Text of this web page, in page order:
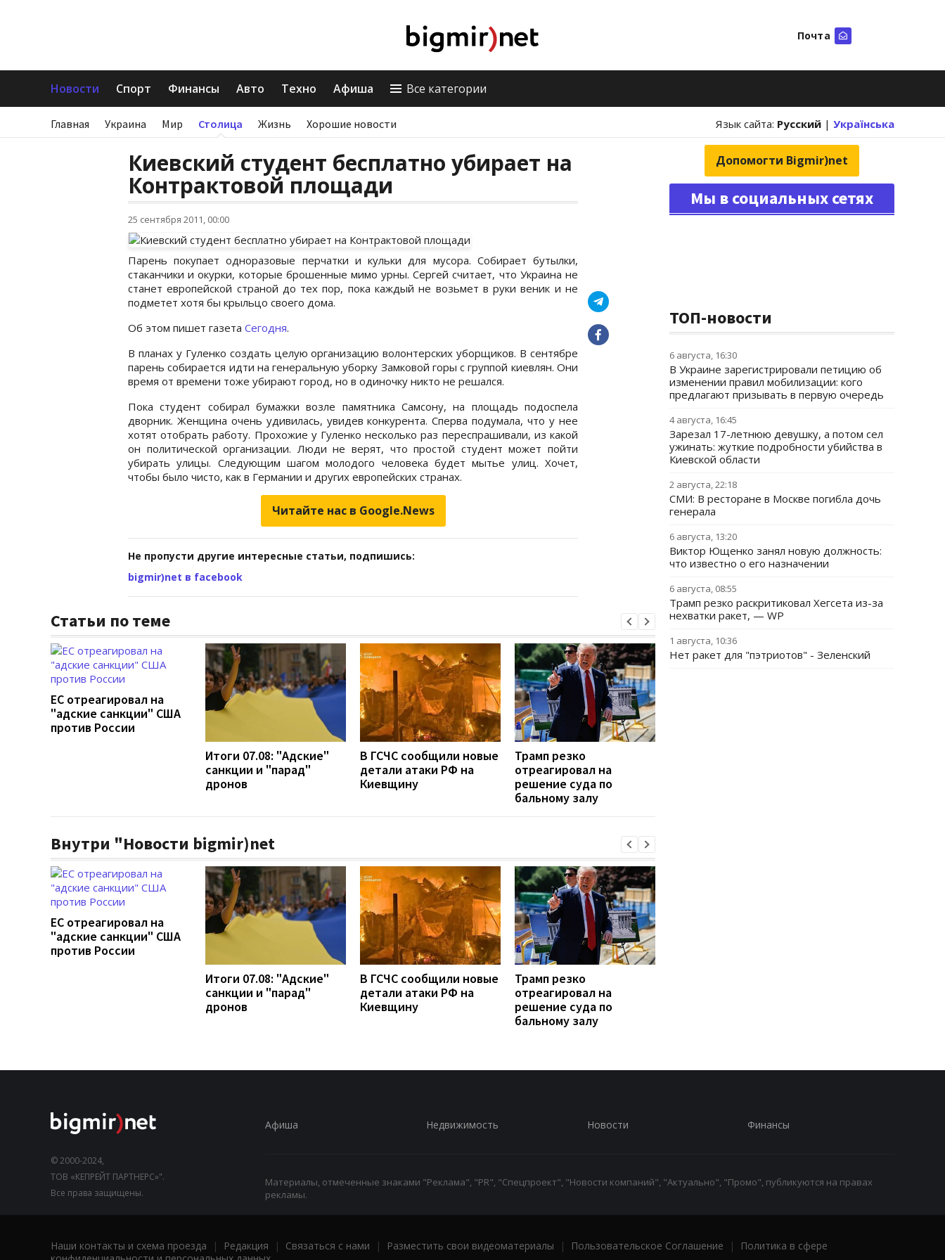
Почта
Новости Спорт Финансы Авто Техно Афиша Все категории
Главная Украина Мир Столица Жизнь Хорошие новости Язык сайта: Русский | Українська
Киевский студент бесплатно убирает на
Контрактовой площади
25 сентября 2011, 00:00
Парень покупает одноразовые перчатки и кульки для мусора. Собирает бутылки,
стаканчики и окурки, которые брошенные мимо урны. Сергей считает, что Украина не
станет европейской страной до тех пор, пока каждый не возьмет в руки веник и не
подметет хотя бы крыльцо своего дома.
Об этом пишет газета Сегодня.
В планах у Гуленко создать целую организацию волонтерских уборщиков. В сентябре
парень собирается идти на генеральную уборку Замковой горы с группой киевлян. Они
время от времени тоже убирают город, но в одиночку никто не решался.
Пока студент собирал бумажки возле памятника Самсону, на площадь подоспела
дворник. Женщина очень удивилась, увидев конкурента. Сперва подумала, что у нее
хотят отобрать работу. Прохожие у Гуленко несколько раз переспрашивали, из какой
он политической организации. Люди не верят, что простой студент может пойти
убирать улицы. Следующим шагом молодого человека будет мытье улиц. Хочет,
чтобы было чисто, как в Германии и других европейских странах.
Читайте нас в Google.News
Не пропусти другие интересные статьи, подпишись:
bigmir)net в facebook
Статьи по теме
ЕС отреагировал на
"адские санкции" США
против России
Итоги 07.08: "Адские"
санкции и "парад"
дронов
В ГСЧС сообщили новые
детали атаки РФ на
Киевщину
Трамп резко
отреагировал на
решение суда по
бальному залу
Внутри "Новости bigmir)net
ЕС отреагировал на
"адские санкции" США
против России
Итоги 07.08: "Адские"
санкции и "парад"
дронов
В ГСЧС сообщили новые
детали атаки РФ на
Киевщину
Трамп резко
отреагировал на
решение суда по
бальному залу
Допомогти Bigmir)net
Мы в социальных сетях
ТОП-новости
6 августа, 16:30
В Украине зарегистрировали петицию об
изменении правил мобилизации: кого
предлагают призывать в первую очередь
4 августа, 16:45
Зарезал 17-летнюю девушку, а потом сел
ужинать: жуткие подробности убийства в
Киевской области
2 августа, 22:18
СМИ: В ресторане в Москве погибла дочь
генерала
6 августа, 13:20
Виктор Ющенко занял новую должность:
что известно о его назначении
6 августа, 08:55
Трамп резко раскритиковал Хегсета из-за
нехватки ракет, — WP
1 августа, 10:36
Нет ракет для "пэтриотов" - Зеленский
© 2000-2024,
ТОВ «КЕПРЕЙТ ПАРТНЕРС»".
Все права защищены.
Афиша Недвижимость Новости Финансы
Материалы, отмеченные знаками "Реклама", "PR", "Спецпроект", "Новости компаний", "Актуально", "Промо", публикуются на правах
рекламы.
Наши контакты и схема проезда | Редакция | Связаться с нами | Разместить свои видеоматериалы | Пользовательское Соглашение |
Политика в сфере